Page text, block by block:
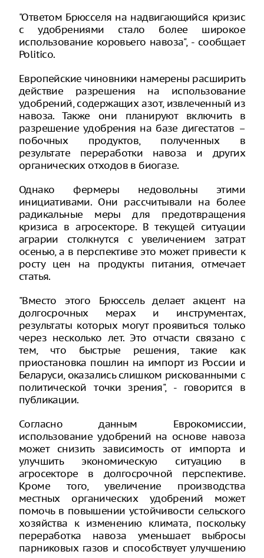
"Ответом Брюсселя на надвигающийся кризис
с удобрениями стало более широкое
использование коровьего навоза", - сообщает
Politico.
Европейские чиновники намерены расширить
действие разрешения на использование
удобрений, содержащих азот, извлеченный из
навоза. Также они планируют включить в
разрешение удобрения на базе дигестатов –
побочных продуктов, полученных в
результате переработки навоза и других
органических отходов в биогазе.
Однако фермеры недовольны этими
инициативами. Они рассчитывали на более
радикальные меры для предотвращения
кризиса в агросекторе. В текущей ситуации
аграрии столкнутся с увеличением затрат
осенью, а в перспективе это может привести к
росту цен на продукты питания, отмечает
статья.
"Вместо этого Брюссель делает акцент на
долгосрочных мерах и инструментах,
результаты которых могут проявиться только
через несколько лет. Это отчасти связано с
тем, что быстрые решения, такие как
приостановка пошлин на импорт из России и
Беларуси, оказались слишком рискованными с
политической точки зрения", - говорится в
публикации.
Согласно данным Еврокомиссии,
использование удобрений на основе навоза
может снизить зависимость от импорта и
улучшить экономическую ситуацию в
агросекторе в долгосрочной перспективе.
Кроме того, увеличение производства
местных органических удобрений может
помочь в повышении устойчивости сельского
хозяйства к изменению климата, поскольку
переработка навоза уменьшает выбросы
парниковых газов и способствует улучшению